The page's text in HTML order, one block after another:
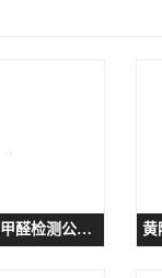
长沙市商场甲醛检测公司 铭诚环保